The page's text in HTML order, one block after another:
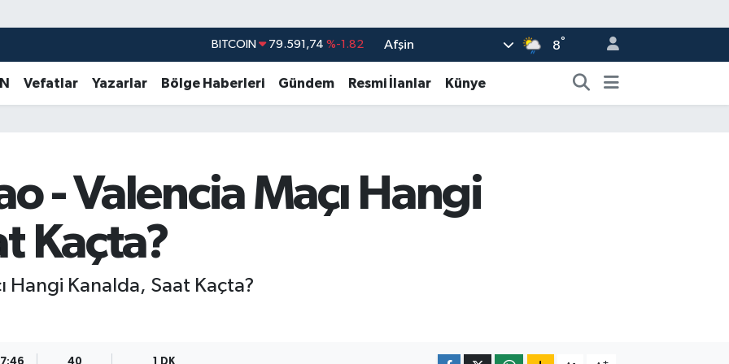
DOLAR 45,43620 %0.02
EURO 53,38690 %0.19
STERLİN 61,60380 %0.18
Afşin 8°
Vefatlar Yazarlar Bölge Haberleri Gündem Resmi İlanlar Künye
- Valencia Maçı Hangi
Kaçta?
Hangi Kanalda, Saat Kaçta?
40 1 DK